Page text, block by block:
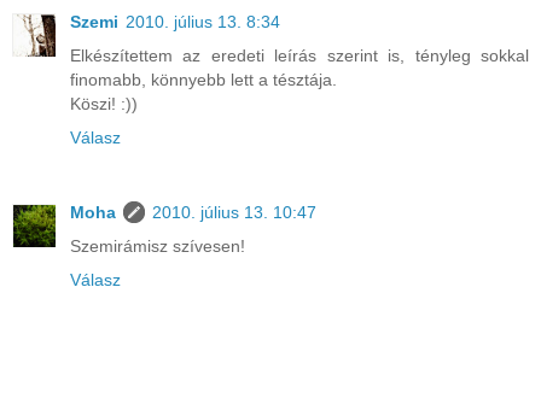
Szemi 2010. július 13. 8:34
Elkészítettem az eredeti leírás szerint is, tényleg sokkal
finomabb, könnyebb lett a tésztája.
Köszi! :))
Válasz
Moha
2010. július 13. 10:47
Szemirámisz szívesen!
Válasz